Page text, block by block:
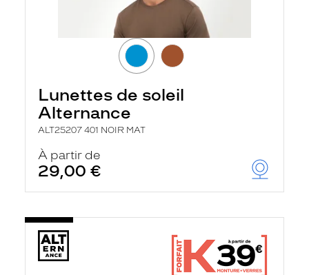
Lunettes de soleil
Alternance
ALT25207 401 NOIR MAT
À partir de
29,00 €